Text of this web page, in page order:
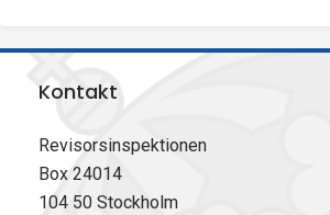
Kontakt
Revisorsinspektionen
Box 24014
104 50 Stockholm